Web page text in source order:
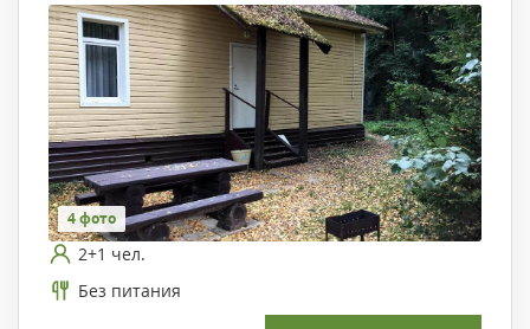
4 фото
2+1 чел.
Без питания